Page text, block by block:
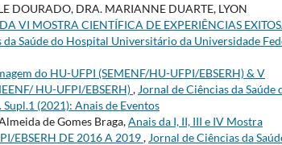
DOURADO, DRA. MARIANNE DUARTE, LYON
VI MOSTRA CIENTÍFICA DE EXPERIÊNCIAS
da Saúde do Hospital Universitário da Universidade
do HU-UFPI (SEMENF/HU-UFPI/EBSERH) & V
HU-UFPI/EBSERH), Jornal de Ciências da Saúde
(2021): Anais de Eventos
de Gomes Braga,Anais da I, II, III e IV Mostra
EBSERH DE 2016 A 2019, Jornal de Ciências da